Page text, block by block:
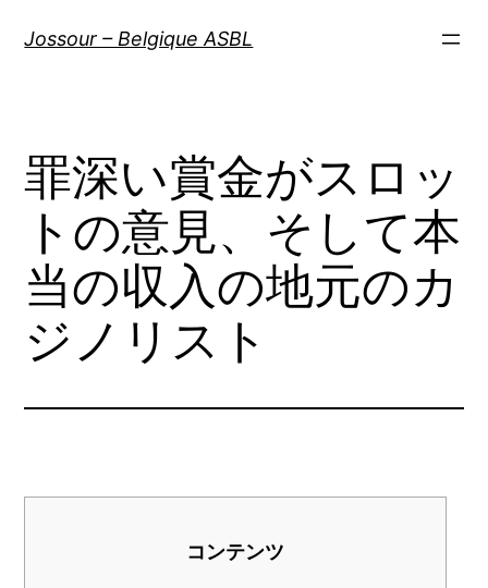
Jossour – Belgique ASBL
罪深い賞金がスロッ
トの意見、そして本
当の収入の地元のカ
ジノリスト
コンテンツ